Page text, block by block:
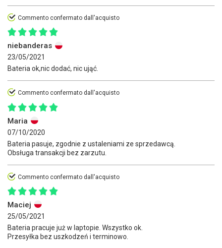
Commento confermato dall'acquisto
niebanderas
23/05/2021
Bateria ok,nic dodać, nic ująć.
Commento confermato dall'acquisto
Maria
07/10/2020
Bateria pasuje, zgodnie z ustaleniami ze sprzedawcą.
Obsługa transakcji bez zarzutu.
Commento confermato dall'acquisto
Maciej
25/05/2021
Bateria pracuje już w laptopie. Wszystko ok.
Przesyłka bez uszkodzeń i terminowo.